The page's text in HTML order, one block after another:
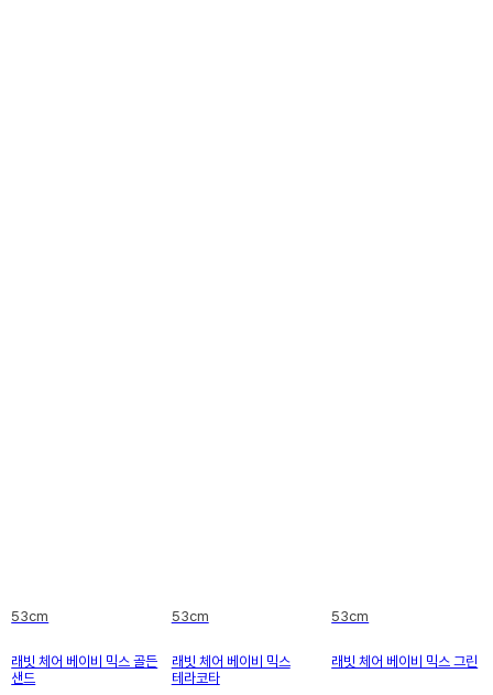
53cm
래빗 체어 베이비 믹스 골든
샌드
53cm
래빗 체어 베이비 믹스
테라코타
53cm
래빗 체어 베이비 믹스 그린